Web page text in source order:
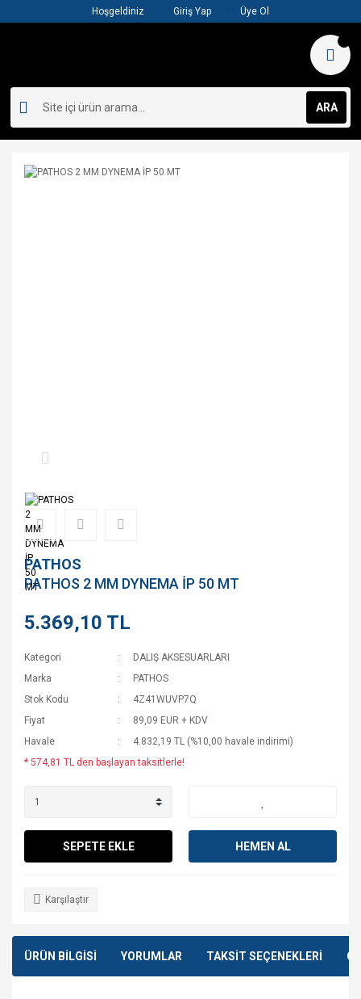
Hoşgeldiniz Giriş Yap Üye Ol
ARA
PATHOS
PATHOS 2 MM DYNEMA İP 50 MT
5.369,10 TL
Kategori
DALIŞ AKSESUARLARI
Marka
PATHOS
Stok Kodu
4Z41WUVP7Q
Fiyat
89,09 EUR + KDV
Havale
4.832,19 TL (%10,00 havale indirimi)
* 574,81 TL den başlayan taksitlerle!
SEPETE EKLE HEMEN AL
Karşılaştır
ÜRÜN BİLGİSİ YORUMLAR TAKSİT SEÇENEKLERİ